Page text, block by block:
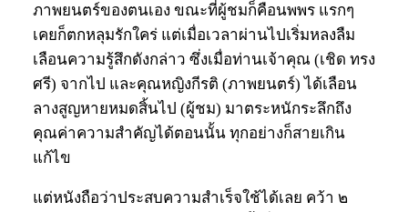
ภาพยนตร์ของตนเอง ขณะที่ผู้ชมก็คือนพพร แรกๆ
เคยก็ตกหลุมรักใคร่ แต่เมื่อเวลาผ่านไปเริ่มหลงลืม
เลือนความรู้สึกดังกล่าว ซึ่งเมื่อท่านเจ้าคุณ (เชิด ทรง
ศรี) จากไป และคุณหญิงกีรติ (ภาพยนตร์) ได้เลือน
ลางสูญหายหมดสิ้นไป (ผู้ชม) มาตระหนักระลึกถึง
คุณค่าความสำคัญได้ตอนนั้น ทุกอย่างก็สายเกิน
แก้ไข
แต่หนังถือว่าประสบความสำเร็จใช้ได้เลย คว้า ๒